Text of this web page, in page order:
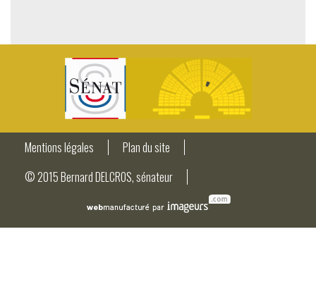
Mentions légales
Plan du site
© 2015 Bernard DELCROS, sénateur